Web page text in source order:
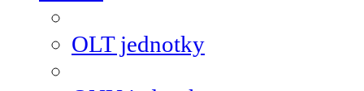
OLT jednotky